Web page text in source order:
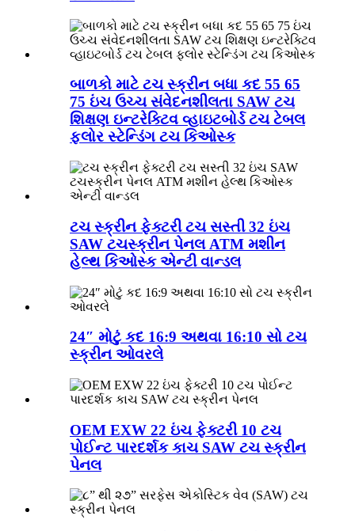
બાળકો માટે ટચ સ્ક્રીન બધા કદ 55 65
75 ઇંચ ઉચ્ચ સંવેદનશીલતા SAW ટચ
શિક્ષણ ઇન્ટરેક્ટિવ વ્હાઇટબોર્ડ ટચ ટેબલ
ફ્લોર સ્ટેન્ડિંગ ટચ કિઓસ્ક
ટચ સ્ક્રીન ફેક્ટરી ટચ સસ્તી 32 ઇંચ
SAW ટચસ્ક્રીન પેનલ ATM મશીન
હેલ્થ કિઓસ્ક એન્ટી વાન્ડલ
24″ મોટું કદ 16:9 અથવા 16:10 સો ટચ
સ્ક્રીન ઓવરલે
OEM EXW 22 ઇંચ ફેક્ટરી 10 ટચ
પોઈન્ટ પારદર્શક કાચ SAW ટચ સ્ક્રીન
પેનલ